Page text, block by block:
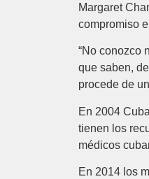
Margaret
compromiso
“No conozco
que saben,
procede de
En 2004
tienen los
médicos
En 2014 los